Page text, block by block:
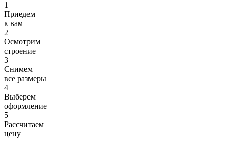
1
Приедем
к вам
2
Осмотрим
строение
3
Снимем
все размеры
4
Выберем
оформление
5
Рассчитаем
цену